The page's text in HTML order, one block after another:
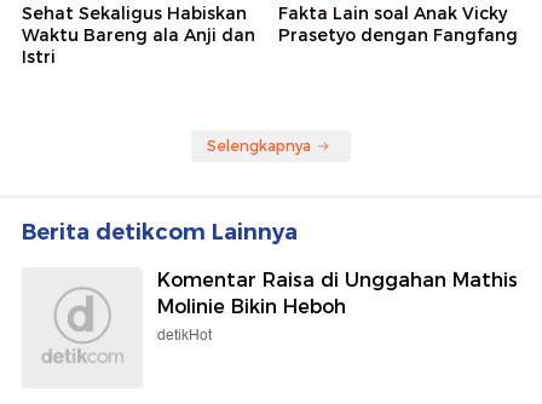
Sehat Sekaligus Habiskan
Waktu Bareng ala Anji dan
Istri
Fakta Lain soal Anak Vicky
Prasetyo dengan Fangfang
Selengkapnya
Berita detikcom Lainnya
Komentar Raisa di Unggahan Mathis
Molinie Bikin Heboh
detikHot